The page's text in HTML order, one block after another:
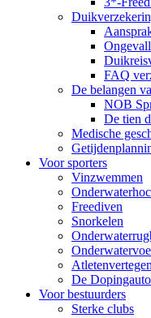
FAQ
De belangen
NOB
De tien
Medische
Voor sporters
Vinzwemmen
Freediven
Snorkelen
De
Voor bestuurders
Sterke clubs